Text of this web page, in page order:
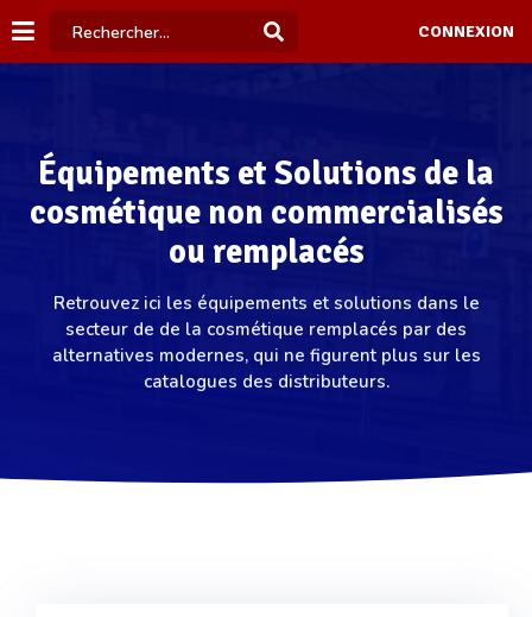
CONNEXION
Équipements et Solutions de la
cosmétique non commercialisés
ou remplacés
Retrouvez ici les équipements et solutions dans le
secteur de de la cosmétique remplacés par des
alternatives modernes, qui ne figurent plus sur les
catalogues des distributeurs.